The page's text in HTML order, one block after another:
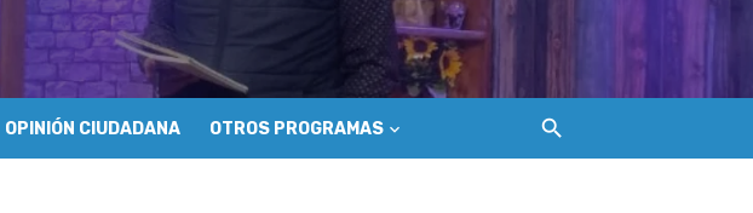
del Secano Costero Nilahue
OPINIÓN CIUDADANA OTROS PROGRAMAS